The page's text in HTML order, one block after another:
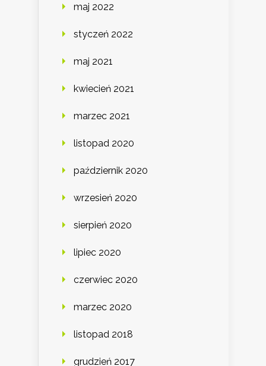
maj 2022
styczeń 2022
maj 2021
kwiecień 2021
marzec 2021
listopad 2020
październik 2020
wrzesień 2020
sierpień 2020
lipiec 2020
czerwiec 2020
marzec 2020
listopad 2018
grudzień 2017